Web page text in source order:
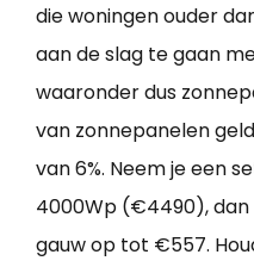
die woningen ouder
aan de slag te gaan
waaronder dus
van zonnepanelen
van 6%. Neem je een
4000Wp (€4490),
gauw op tot €557.